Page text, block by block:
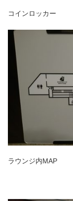
コインロッカー
ラウンジ内MAP